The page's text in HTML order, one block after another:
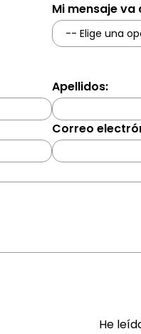
Mi mensaje va
Apellidos
Correo
He